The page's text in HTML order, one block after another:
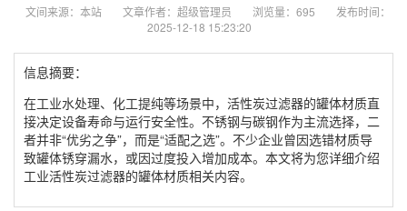
文间来源：本站 文章作者：超级管理员 浏览量：695
发布时间：
2025-12-18 15:23:20
信息摘要：
在工业水处理、化工提纯等场景中，活性炭过滤器的罐体材质直
接决定设备寿命与运行安全性。不锈钢与碳钢作为主流选择，二
者并非“优劣之争”，而是“适配之选”。不少企业曾因选错材质导
致罐体锈穿漏水，或因过度投入增加成本。本文将为您详细介绍
工业活性炭过滤器的罐体材质相关内容。